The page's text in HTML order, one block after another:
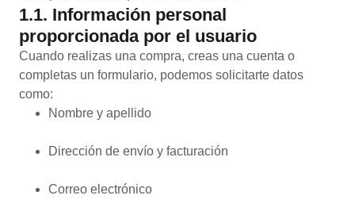
1.1. Información personal
proporcionada por el usuario
Cuando realizas una compra, creas una cuenta o
completas un formulario, podemos solicitarte datos
como:
Nombre y apellido
Dirección de envío y facturación
Correo electrónico